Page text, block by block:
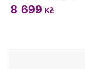
8 699 Kč